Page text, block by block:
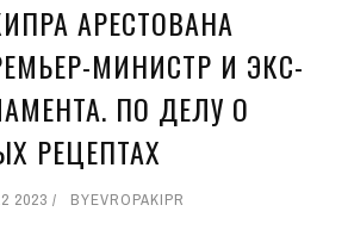
АРЕСТОВАНА
МИНИСТР И ЭКС-
ПО ДЕЛУ О
РЕЦЕПТАХ
2023 BYEVROPAKIPR